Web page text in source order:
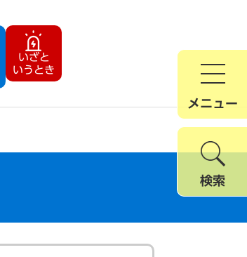
いざと
いうとき
メニュー
検索